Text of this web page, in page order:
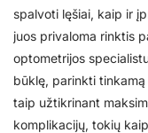
spalvoti lęšiai, kaip ir
juos privaloma rinktis
optometrijos
būklę, parinkti
taip užtikrinant
komplikacijų, tokių